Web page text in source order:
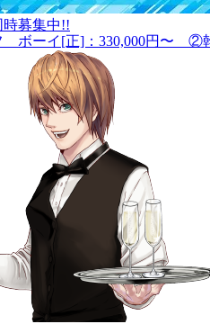
時募集中!!
ボーイ[正]：330,000円〜 ②